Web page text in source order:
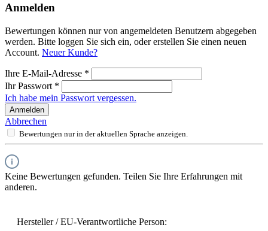
Anmelden
Bewertungen können nur von angemeldeten Benutzern abgegeben
werden. Bitte loggen Sie sich ein, oder erstellen Sie einen neuen
Account. Neuer Kunde?
Ihre E-Mail-Adresse *
Ihr Passwort *
Ich habe mein Passwort vergessen.
Anmelden
Abbrechen
Bewertungen nur in der aktuellen Sprache anzeigen.
Keine Bewertungen gefunden. Teilen Sie Ihre Erfahrungen mit
anderen.
Hersteller / EU-Verantwortliche Person: